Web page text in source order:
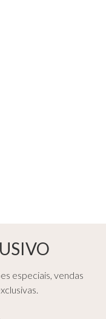
especiais, vendas